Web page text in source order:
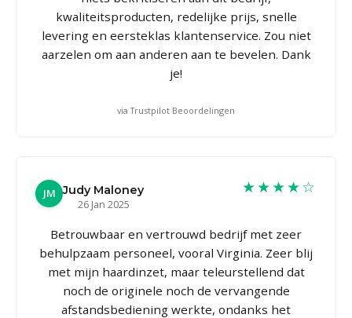
kwaliteitsproducten, redelijke prijs, snelle
levering en eersteklas klantenservice. Zou niet
aarzelen om aan anderen aan te bevelen. Dank
je!
via Trustpilot Beoordelingen
JM Judy Maloney
26 Jan 2025
★★★★☆
Betrouwbaar en vertrouwd bedrijf met zeer
behulpzaam personeel, vooral Virginia. Zeer blij
met mijn haardinzet, maar teleurstellend dat
noch de originele noch de vervangende
afstandsbediening werkte, ondanks het